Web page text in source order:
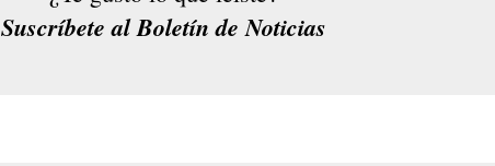
Suscríbete al Boletín de Noticias